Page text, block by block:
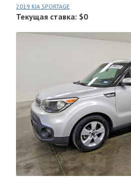
2019 KIA SPORTAGE
Текущая ставка: $0